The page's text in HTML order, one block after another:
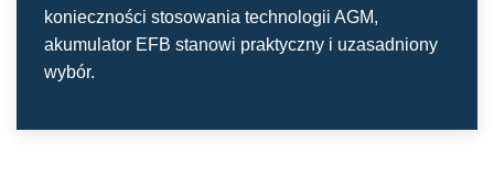
konieczności stosowania technologii AGM,
akumulator EFB stanowi praktyczny i uzasadniony
wybór.